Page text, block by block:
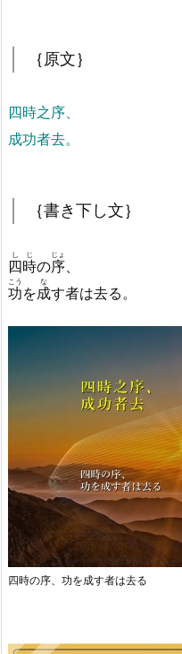
｛原文｝
四時之序、
成功者去。
｛書き下し文｝
四時
しじ
の序
じょ
功
こう
を成
な
す者は去る。
四時の序、功を成す者は去る